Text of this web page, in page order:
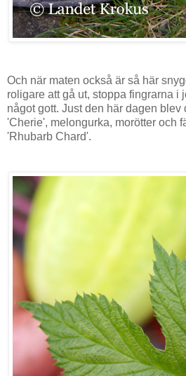
Och när maten också är så här
roligare att gå ut, stoppa fingrarna i
något gott. Just den här dagen
'Cherie', melongurka, morötter och
'Rhubarb Chard'.